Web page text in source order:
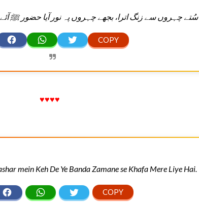
سُتے چہروں سے زنگ اترا، بجھے چہروں پہ نور آیا حضور ﷺ آئے
♥♥♥♥
mein Keh De Ye Banda Zamane se Khafa Mere Liye Hai.